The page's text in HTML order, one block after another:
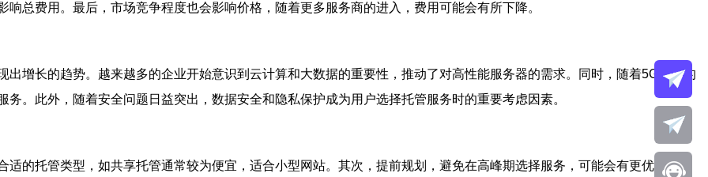
总费用。最后，市场竞争程度也会影响价格，随着更多服务商的进入，费用可能会有所下降。
增长的趋势。越来越多的企业开始意识到云计算和大数据的重要性，推动了对高性能服务器的需求。同时，随着5G网络的
。此外，随着安全问题日益突出，数据安全和隐私保护成为用户选择托管服务时的重要考虑因素。
的托管类型，如共享托管通常较为便宜，适合小型网站。其次，提前规划，避免在高峰期选择服务，可能会有更优惠的价